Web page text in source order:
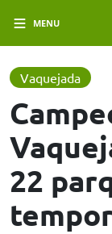
MENU
Vaquejada
22